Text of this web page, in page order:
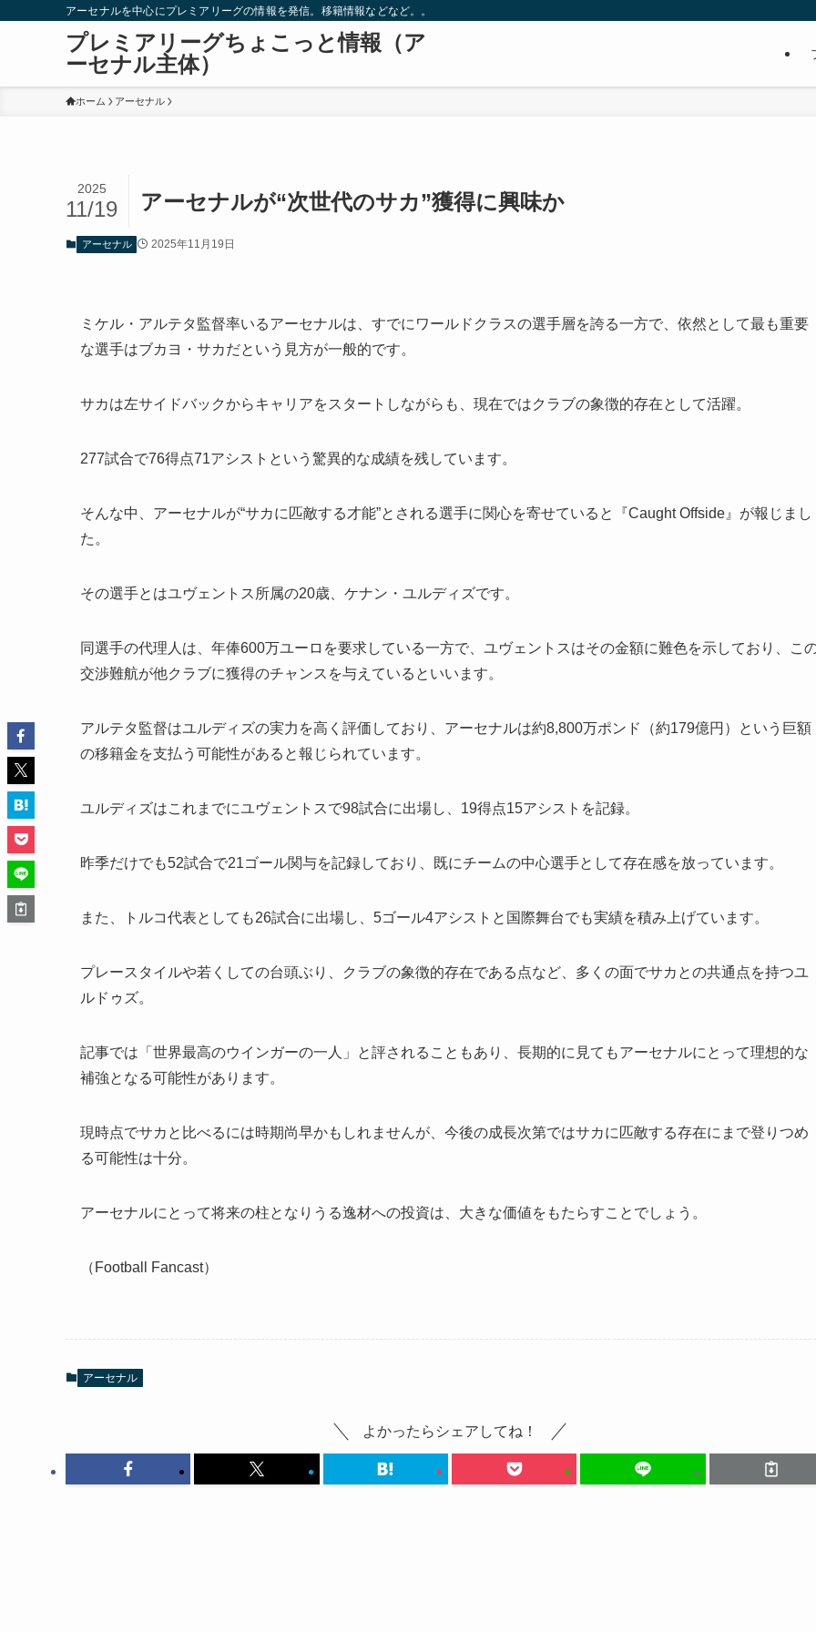
アーセナルを中心にプレミアリーグの情報を発信。移籍情報などなど。。
プレミアリーグちょこっと情報（ア
ーセナル主体）
ホーム アーセナル
アーセナルが“次世代のサカ”獲得に興味か
2025
11/19
アーセナル 2025年11月19日
ミケル・アルテタ監督率いるアーセナルは、すでにワールドクラスの選手層を誇る一方で、依然として最も重要
な選手はブカヨ・サカだという見方が一般的です。
サカは左サイドバックからキャリアをスタートしながらも、現在ではクラブの象徴的存在として活躍。
277試合で76得点71アシストという驚異的な成績を残しています。
そんな中、アーセナルが“サカに匹敵する才能”とされる選手に関心を寄せていると『Caught Offside』が報じまし
た。
その選手とはユヴェントス所属の20歳、ケナン・ユルディズです。
同選手の代理人は、年俸600万ユーロを要求している一方で、ユヴェントスはその金額に難色を示しており、こ
交渉難航が他クラブに獲得のチャンスを与えているといいます。
アルテタ監督はユルディズの実力を高く評価しており、アーセナルは約8,800万ポンド（約179億円）という巨額
の移籍金を支払う可能性があると報じられています。
ユルディズはこれまでにユヴェントスで98試合に出場し、19得点15アシストを記録。
昨季だけでも52試合で21ゴール関与を記録しており、既にチームの中心選手として存在感を放っています。
また、トルコ代表としても26試合に出場し、5ゴール4アシストと国際舞台でも実績を積み上げています。
プレースタイルや若くしての台頭ぶり、クラブの象徴的存在である点など、多くの面でサカとの共通点を持つユ
ルドゥズ。
記事では「世界最高のウインガーの一人」と評されることもあり、長期的に見てもアーセナルにとって理想的な
補強となる可能性があります。
現時点でサカと比べるには時期尚早かもしれませんが、今後の成長次第ではサカに匹敵する存在にまで登りつめ
る可能性は十分。
アーセナルにとって将来の柱となりうる逸材への投資は、大きな価値をもたらすことでしょう。
（Football Fancast）
アーセナル
よかったらシェアしてね！